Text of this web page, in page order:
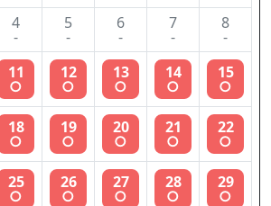
4
-
5
-
6
-
7
-
8
-
11
○
12
○
13
○
14
○
15
○
18
○
19
○
20
○
21
○
22
○
25
○
26
○
27
○
28
○
29
○